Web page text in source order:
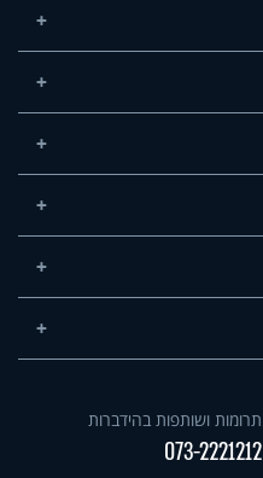
תרומות ושותפות בהידברות
073-2221212